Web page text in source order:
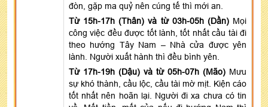
đòn, gặp ma quỷ nên cúng tế thì mới an.
Từ 15h-17h (Thân) và từ 03h-05h (Dần) Mọi
công việc đều được tốt lành, tốt nhất cầu tài đi
theo hướng Tây Nam – Nhà cửa được yên
lành. Người xuất hành thì đều bình yên.
Từ 17h-19h (Dậu) và từ 05h-07h (Mão) Mưu
sự khó thành, cầu lộc, cầu tài mờ mịt. Kiện cáo
tốt nhất nên hoãn lại. Người đi xa chưa có tin